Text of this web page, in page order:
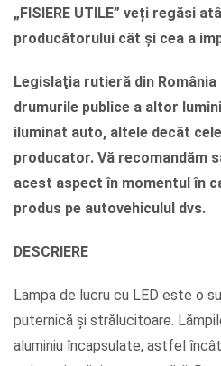
„FISIERE UTILE” veți regăsi
producătorului cât și cea a
Legislaţia rutieră din
drumurile publice a altor
iluminat auto, altele decât
producator. Vă recomandăm
acest aspect în momentul în
produs pe autovehiculul dvs.
DESCRIERE
Lampa de lucru cu LED este o
puternică și strălucitoare.
aluminiu încapsulate, astfel